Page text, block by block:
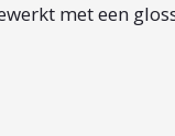
met een